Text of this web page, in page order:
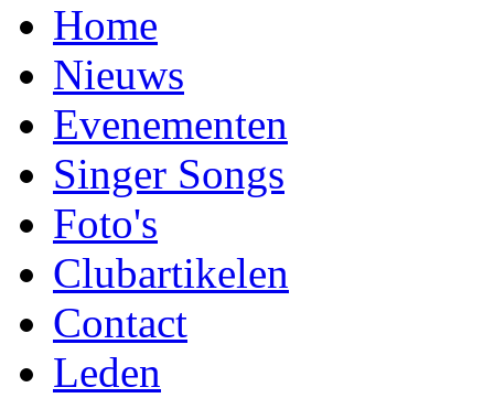
Home
Nieuws
Evenementen
Singer Songs
Foto's
Clubartikelen
Contact
Leden